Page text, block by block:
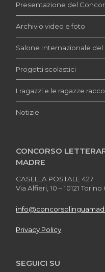
Presentazione del
Archivio video e foto
Salone Internazionale del
Progetti scolastici
I ragazzi e le ragazze
Notizie
CONCORSO
MADRE
CASELLA POSTALE 427
Via Alfieri, 10 – 10121
Privacy Policy
SEGUICI SU